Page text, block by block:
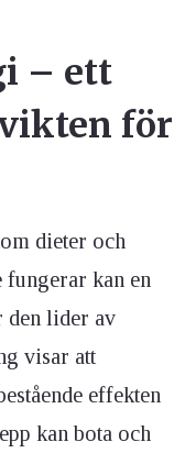
– ett
för
dieter och
kan en
den lider av
visar att
effekten
kan bota och